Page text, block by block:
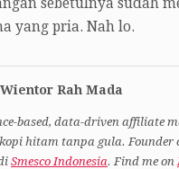
sebetulnya sudah
yang pria. Nah lo.
Rah Mada
based, data-driven affiliate
hitam tanpa gula. Founder
Smesco Indonesia. Find me on